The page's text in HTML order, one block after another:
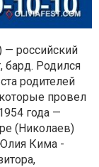
российский
бард. Родился
родителей
провел
года —
(Николаев)
Юлия Кима -